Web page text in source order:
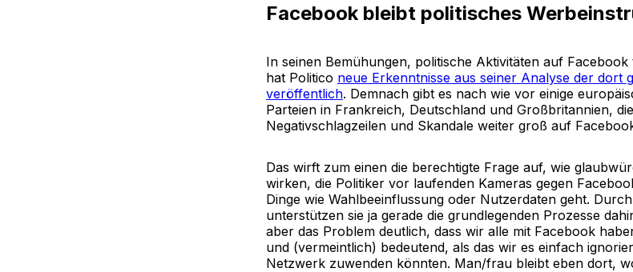
Facebook bleibt politisches
In seinen Bemühungen, politische Aktivitäten auf
hat Politico neue Erkenntnisse aus seiner Analyse der dort
veröffentlich. Demnach gibt es nach wie vor einige
Parteien in Frankreich, Deutschland und Großbritannien,
Negativschlagzeilen und Skandale weiter groß auf
Das wirft zum einen die berechtigte Frage auf, wie
wirken, die Politiker vor laufenden Kameras gegen
Dinge wie Wahlbeeinflussung oder Nutzerdaten geht.
unterstützen sie ja gerade die grundlegenden Prozesse
aber das Problem deutlich, dass wir alle mit Facebook
und (vermeintlich) bedeutend, als das wir es einfach
Netzwerk zuwenden könnten. Man/frau bleibt eben dort,